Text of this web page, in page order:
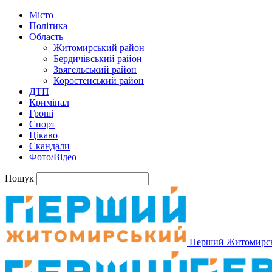
Місто
Політика
Область
Житомирський район
Бердичівський район
Звягельський район
Коростенський район
ДТП
Кримінал
Гроші
Спорт
Цікаво
Скандали
Фото/Відео
Пошук
Перший